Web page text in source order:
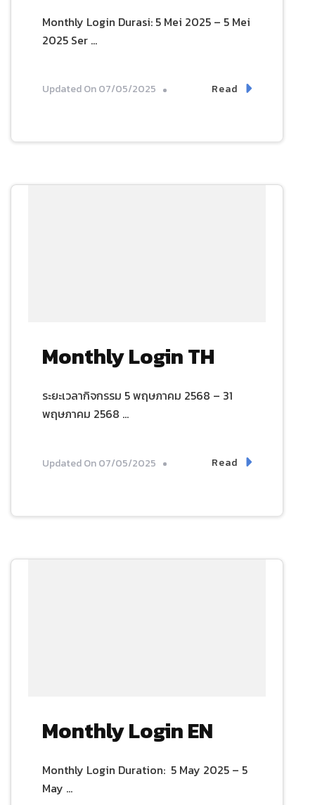
Monthly Login Durasi: 5 Mei 2025 – 5 Mei
2025 Ser …
Updated On07/05/2025 Read
Monthly Login TH
ระยะเวลากิจกรรม 5 พฤษภาคม 2568 – 31
พฤษภาคม 2568 …
Updated On07/05/2025 Read
Monthly Login EN
Monthly Login Duration: 5 May 2025 – 5
May …